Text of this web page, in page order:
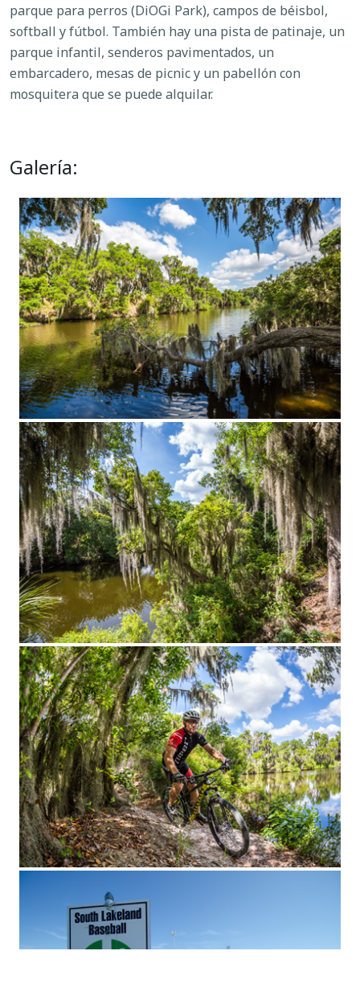
parque para perros (DiOGi Park), campos de béisbol,
softball y fútbol. También hay una pista de patinaje, un
parque infantil, senderos pavimentados, un
embarcadero, mesas de picnic y un pabellón con
mosquitera que se puede alquilar.
Galería: